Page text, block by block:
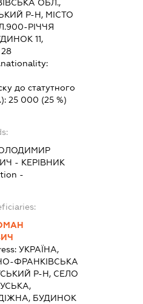
ОБЛ.,
Р-Н, МІСТО
РІЧЧЯ
11,
до статутного
25 000 (25 %)
- КЕРІВНИК
-
УКРАЇНА,
ФРАНКІВСЬКА
Р-Н, СЕЛО
БУДИНОК